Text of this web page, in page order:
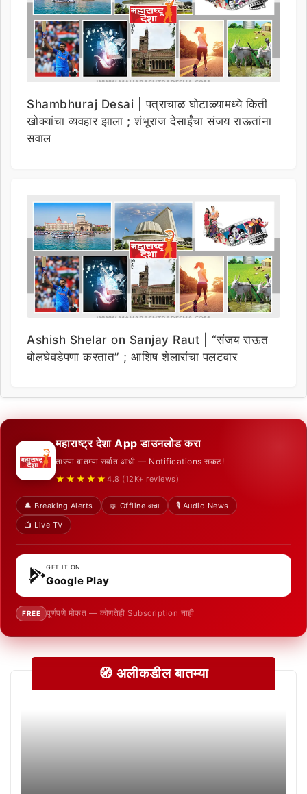
Shambhuraj Desai | पत्राचाळ घोटाळ्यामध्ये किती
खोक्यांचा व्यवहार झाला ; शंभूराज देसाईंचा संजय राऊतांना
सवाल
Ashish Shelar on Sanjay Raut | “संजय राऊत
बोलघेवडेपणा करतात” ; आशिष शेलारांचा पलटवार
महाराष्ट्र देशा App डाउनलोड करा
ताज्या बातम्या सर्वात आधी — Notifications सकट!
★★★★★ 4.8 (12K+ reviews)
🔔 Breaking Alerts 📖 Offline वाचा
🎙️ Audio News
📺 Live TV
GET IT ON
Google Play
FREE पूर्णपणे मोफत — कोणतेही Subscription नाही
🧭 अलीकडील बातम्या